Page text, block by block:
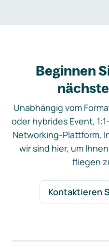
Beginnen
Unabhängig vom
oder hybrides Event,
Networking-Plattform,
wir sind hier, um
fliegen
Kontaktieren